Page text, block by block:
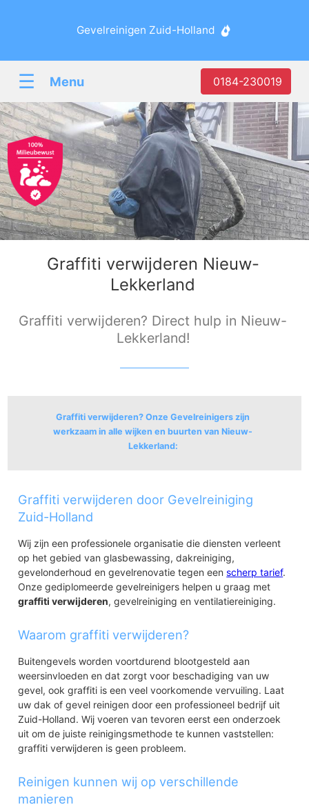
Gevelreinigen Zuid-Holland
☰ Menu 0184-230019
Graffiti verwijderen Nieuw-
Lekkerland
Graffiti verwijderen? Direct hulp in Nieuw-
Lekkerland!
Graffiti verwijderen? Onze Gevelreinigers zijn
werkzaam in alle wijken en buurten van Nieuw-
Lekkerland:
Lekdijk
Kinderdijk
Dorp
Graffiti verwijderen door Gevelreiniging
Zuid-Holland
Wij zijn een professionele organisatie die diensten verleent
op het gebied van glasbewassing, dakreiniging,
gevelonderhoud en gevelrenovatie tegen eenscherp tarief.
Onze gediplomeerde gevelreinigers helpen u graag met
graffiti verwijderen, gevelreiniging en ventilatiereiniging.
Waarom graffiti verwijderen?
Buitengevels worden voortdurend blootgesteld aan
weersinvloeden en dat zorgt voor beschadiging van uw
gevel, ook graffiti is een veel voorkomende vervuiling. Laat
uw dak of gevel reinigen door een professioneel bedrijf uit
Zuid-Holland. Wij voeren van tevoren eerst een onderzoek
uit om de juiste reinigingsmethode te kunnen vaststellen:
graffiti verwijderen is geen probleem.
Reinigen kunnen wij op verschillende
manieren